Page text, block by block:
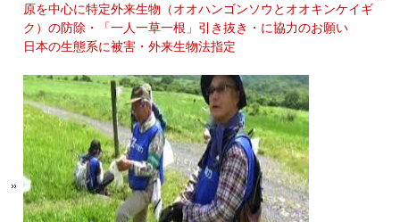
原を中心に特定外来生物（オオハンゴンソウとオオキンケイギ
ク）の防除・「一人一草一根」引き抜き・に協力のお願い
日本の生態系に被害・外来生物法指定